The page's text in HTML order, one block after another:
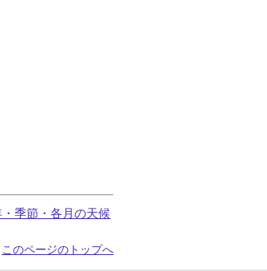
・季節・各月の天候
このページのトップへ